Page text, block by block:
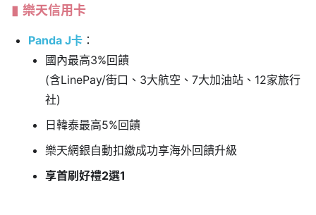
樂天信用卡
Panda J卡 ：
國內最高3%回饋
(含LinePay/街口、3大航空、7大加油站、12家旅行
社)
日韓泰最高5%回饋
樂天網銀自動扣繳成功享海外回饋升級
享首刷好禮2選1